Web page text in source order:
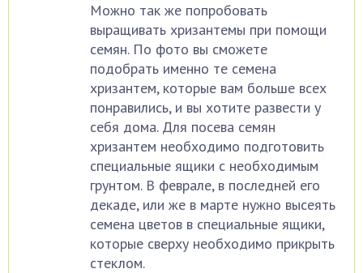
Можно так же попробовать
выращивать хризантемы при помощи
семян. По фото вы сможете
подобрать именно те семена
хризантем, которые вам больше всех
понравились, и вы хотите развести у
себя дома. Для посева семян
хризантем необходимо подготовить
специальные ящики с необходимым
грунтом. В феврале, в последней его
декаде, или же в марте нужно высеять
семена цветов в специальные ящики,
которые сверху необходимо прикрыть
стеклом.